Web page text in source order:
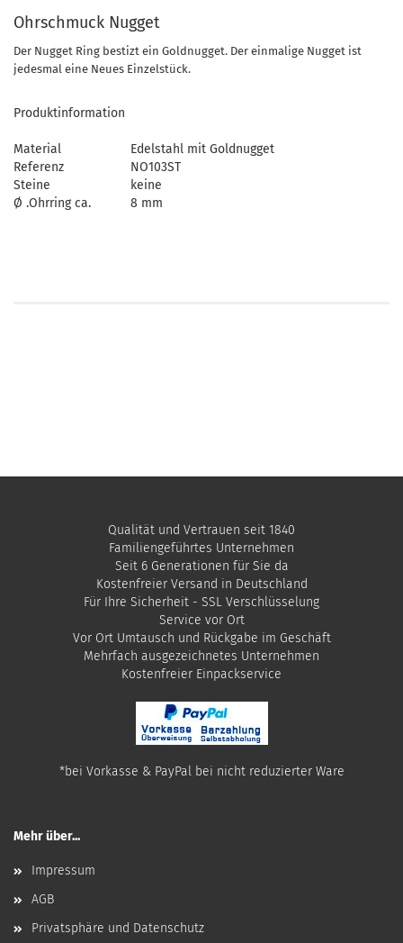
Ohrschmuck Nugget
Der Nugget Ring bestizt ein Goldnugget. Der einmalige Nugget ist
jedesmal eine Neues Einzelstück.
Produktinformation
Material
Edelstahl mit Goldnugget
Referenz
NO103ST
Steine
keine
Ø .Ohrring ca.
8 mm
Qualität und Vertrauen seit 1840
Familiengeführtes Unternehmen
Seit 6 Generationen für Sie da
Kostenfreier Versand in Deutschland
Für Ihre Sicherheit - SSL Verschlüsselung
Service vor Ort
Vor Ort Umtausch und Rückgabe im Geschäft
Mehrfach ausgezeichnetes Unternehmen
​Kostenfreier Einpackservice
*bei Vorkasse & PayPal bei nicht reduzierter Ware
Mehr über...
Impressum
AGB
Privatsphäre und Datenschutz